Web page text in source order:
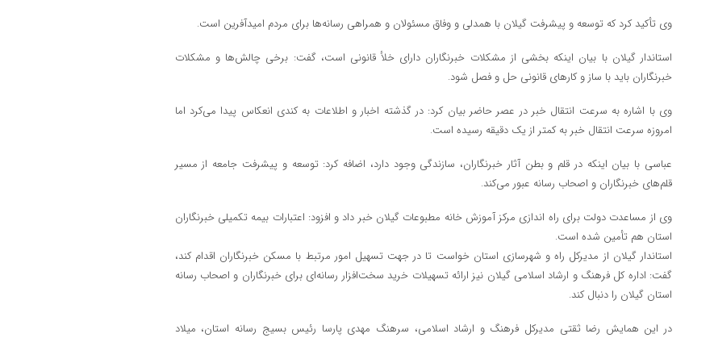
وی تأکید کرد که توسعه و پیشرفت گیلان با همدلی و وفاق مسئولان و همراهی رسانه‌ها برای مردم امیدآفرین است.
استاندار گیلان با بیان اینکه بخشی از مشکلات خبرنگاران دارای خلأ قانونی است، گفت: برخی چالش‌ها و مشکلات
خبرنگاران باید با ساز و کارهای قانونی حل و فصل شود.
وی با اشاره به سرعت انتقال خبر در عصر حاضر بیان کرد: در گذشته اخبار و اطلاعات به کندی انعکاس پیدا می‌کرد اما
امروزه سرعت انتقال خبر به کمتر از یک دقیقه رسیده است.
عباسی با بیان اینکه در قلم و بطن آثار خبرنگاران، سازندگی وجود دارد، اضافه کرد: توسعه و پیشرفت جامعه از مسیر
قلم‌های خبرنگاران و اصحاب رسانه عبور می‌کند.
وی از مساعدت دولت برای راه اندازی مرکز آموزش خانه مطبوعات گیلان خبر داد و افزود: اعتبارات بیمه تکمیلی خبرنگاران
استان هم تأمین شده است.
استاندار گیلان از مدیرکل راه و شهرسازی استان خواست تا در جهت تسهیل امور مرتبط با مسکن خبرنگاران اقدام کند،
گفت: اداره کل فرهنگ و ارشاد اسلامی گیلان نیز ارائه تسهیلات خرید سخت‌افزار رسانه‌ای برای خبرنگاران و اصحاب رسانه
استان گیلان را دنبال کند.
در این همایش رضا ثقتی مدیرکل فرهنگ و ارشاد اسلامی، سرهنگ مهدی پارسا رئیس بسیج رسانه استان، میلاد